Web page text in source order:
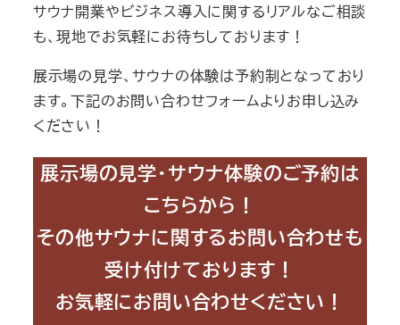
サウナ開業やビジネス導入に関するリアルなご相談
も、現地でお気軽にお待ちしております！
展示場の見学、サウナの体験は予約制となっており
ます。下記のお問い合わせフォームよりお申し込み
ください！
展示場の見学・サウナ体験のご予約は
こちらから！
その他サウナに関するお問い合わせも
受け付けております！
お気軽にお問い合わせください！